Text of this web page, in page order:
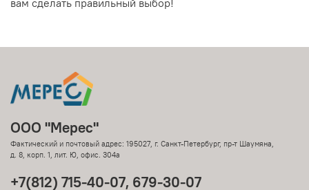
вам сделать правильный выбор!
ООО "Мерес"
Фактический и почтовый адрес: 195027, г. Санкт-Петербург, пр-т Шаумяна,
д. 8, корп. 1, лит. Ю, офис. 304а
+7(812) 715-40-07, 679-30-07